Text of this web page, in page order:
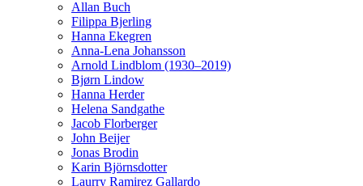
Allan Buch
Filippa Bjerling
Hanna Ekegren
Anna-Lena Johansson
Arnold Lindblom (1930–2019)
Bjørn Lindow
Hanna Herder
Helena Sandgathe
Jacob Florberger
John Beijer
Jonas Brodin
Karin Björnsdotter
Laurry Ramirez Gallardo